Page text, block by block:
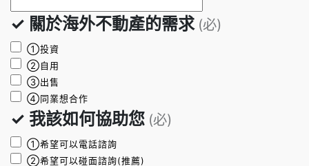
✓ 關於海外不動產的需求 (必)
①投資
②自用
③出售
④同業想合作
✓ 我該如何協助您 (必)
①希望可以電話諮詢
②希望可以碰面諮詢(推薦)